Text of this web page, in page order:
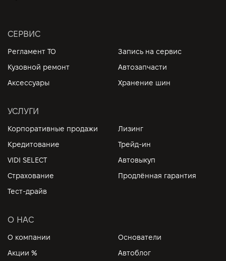
СЕРВИС
Регламент ТО
Запись на сервис
Кузовной ремонт
Автозапчасти
Аксессуары
Хранение шин
УСЛУГИ
Корпоративные продажи
Лизинг
Кредитование
Трейд-ин
VIDI SELECT
Автовыкуп
Страхование
Продлённая гарантия
Тест-драйв
О НАС
О компании
Основатели
Акции %
Автоблог